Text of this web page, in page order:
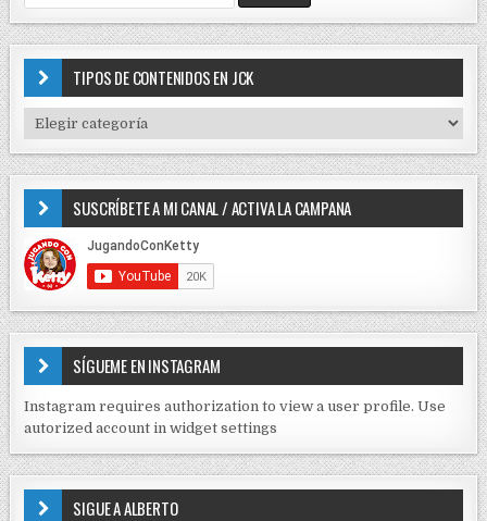
i
ó
n
e
e
n
r
a
d
e
a
r
f
r
:
TIPOS DE CONTENIDOS EN JCK
I
P
D
E
C
O
N
T
I
D
S
E
SUSCRÍBETE A MI CANAL / ACTIVA LA CAMPANA
SÍGUEME EN INSTAGRAM
Instagram requires authorization to view a user profile. Use
autorized account in widget settings
SIGUE A ALBERTO